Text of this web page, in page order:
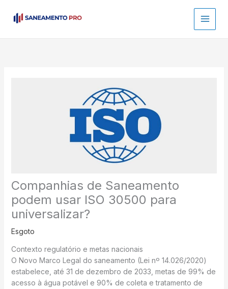
para
Companhias de Saneamento
podem usar ISO 30500 para
universalizar?
Esgoto
Contexto regulatório e metas nacionais
O Novo Marco Legal do saneamento (Lei nº 14.026/2020)
estabelece, até 31 de dezembro de 2033, metas de 99% de
acesso à água potável e 90% de coleta e tratamento de